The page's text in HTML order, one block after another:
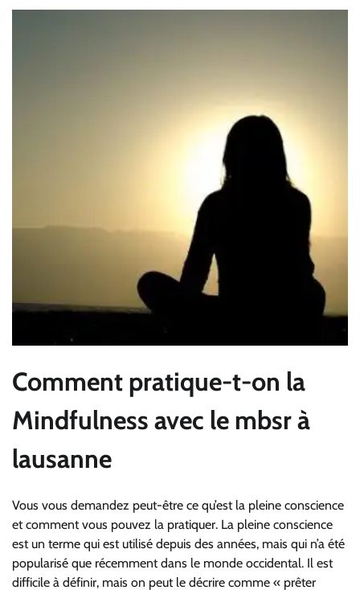
Comment pratique-t-on la
Mindfulness avec le mbsr à
lausanne
Vous vous demandez peut-être ce qu’est la pleine conscience
et comment vous pouvez la pratiquer. La pleine conscience
est un terme qui est utilisé depuis des années, mais qui n’a été
popularisé que récemment dans le monde occidental. Il est
difficile à définir, mais on peut le décrire comme « prêter